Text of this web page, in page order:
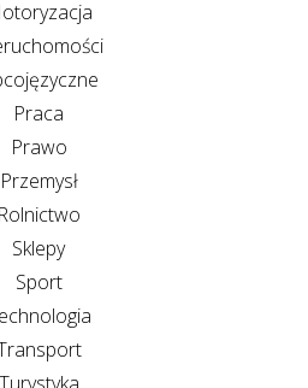
Praca
Prawo
Przemysł
Rolnictwo
Sklepy
Sport